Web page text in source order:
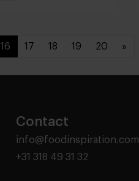
16 17 18 19 20 »
Contact
info@foodinspiration.com
+31 318 49 31 32